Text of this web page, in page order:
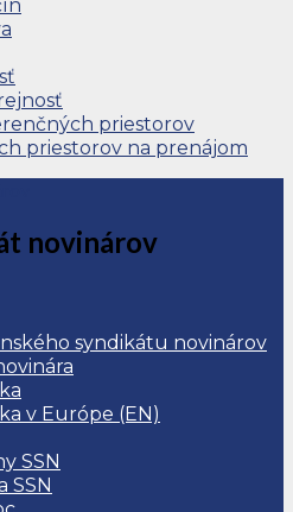
priestorov
priestorov na prenájom
novinárov
syndikátu novinárov
v Európe (EN)
SSN
SSN